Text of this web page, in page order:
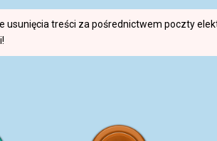
usunięcia treści za pośrednictwem poczty